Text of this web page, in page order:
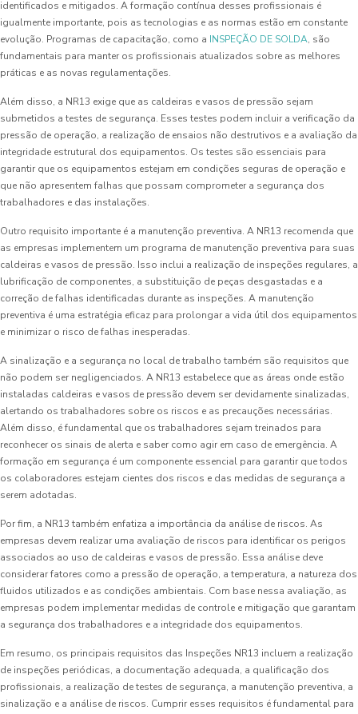
identificados e mitigados. A formação contínua desses profissionais é
igualmente importante, pois as tecnologias e as normas estão em constante
evolução. Programas de capacitação, como a INSPEÇÃO DE SOLDA, são
fundamentais para manter os profissionais atualizados sobre as melhores
práticas e as novas regulamentações.
Além disso, a NR13 exige que as caldeiras e vasos de pressão sejam
submetidos a testes de segurança. Esses testes podem incluir a verificação da
pressão de operação, a realização de ensaios não destrutivos e a avaliação da
integridade estrutural dos equipamentos. Os testes são essenciais para
garantir que os equipamentos estejam em condições seguras de operação e
que não apresentem falhas que possam comprometer a segurança dos
trabalhadores e das instalações.
Outro requisito importante é a manutenção preventiva. A NR13 recomenda que
as empresas implementem um programa de manutenção preventiva para suas
caldeiras e vasos de pressão. Isso inclui a realização de inspeções regulares, a
lubrificação de componentes, a substituição de peças desgastadas e a
correção de falhas identificadas durante as inspeções. A manutenção
preventiva é uma estratégia eficaz para prolongar a vida útil dos equipamentos
e minimizar o risco de falhas inesperadas.
A sinalização e a segurança no local de trabalho também são requisitos que
não podem ser negligenciados. A NR13 estabelece que as áreas onde estão
instaladas caldeiras e vasos de pressão devem ser devidamente sinalizadas,
alertando os trabalhadores sobre os riscos e as precauções necessárias.
Além disso, é fundamental que os trabalhadores sejam treinados para
reconhecer os sinais de alerta e saber como agir em caso de emergência. A
formação em segurança é um componente essencial para garantir que todos
os colaboradores estejam cientes dos riscos e das medidas de segurança a
serem adotadas.
Por fim, a NR13 também enfatiza a importância da análise de riscos. As
empresas devem realizar uma avaliação de riscos para identificar os perigos
associados ao uso de caldeiras e vasos de pressão. Essa análise deve
considerar fatores como a pressão de operação, a temperatura, a natureza dos
fluidos utilizados e as condições ambientais. Com base nessa avaliação, as
empresas podem implementar medidas de controle e mitigação que garantam
a segurança dos trabalhadores e a integridade dos equipamentos.
Em resumo, os principais requisitos das Inspeções NR13 incluem a realização
de inspeções periódicas, a documentação adequada, a qualificação dos
profissionais, a realização de testes de segurança, a manutenção preventiva, a
sinalização e a análise de riscos. Cumprir esses requisitos é fundamental para